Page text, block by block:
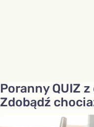
Poranny QUIZ z
Zdobądź